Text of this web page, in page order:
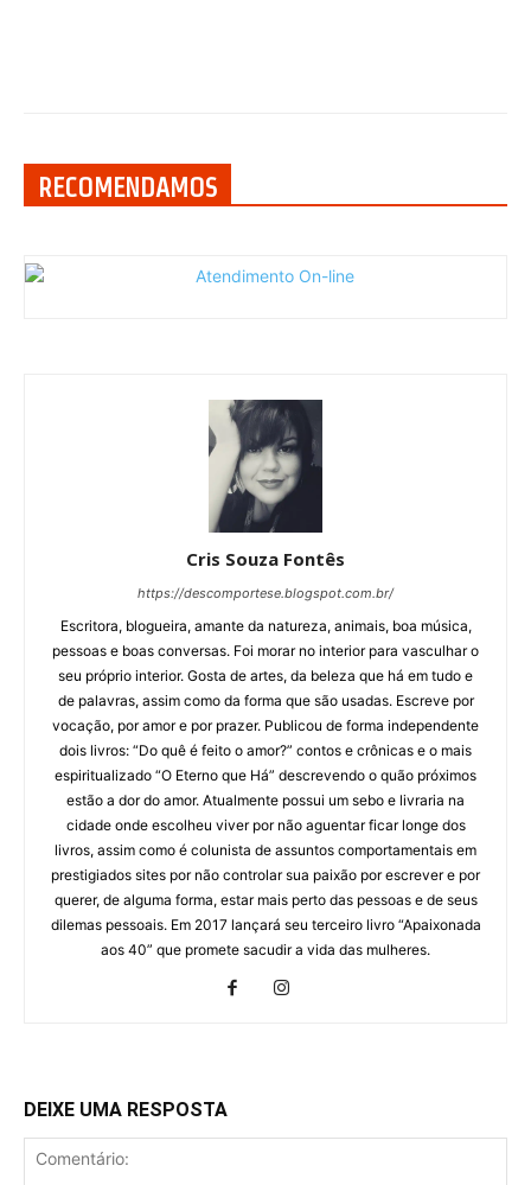
RECOMENDAMOS
Cris Souza Fontês
https://descomportese.blogspot.com.br/
Escritora, blogueira, amante da natureza, animais, boa música,
pessoas e boas conversas. Foi morar no interior para vasculhar o
seu próprio interior. Gosta de artes, da beleza que há em tudo e
de palavras, assim como da forma que são usadas. Escreve por
vocação, por amor e por prazer. Publicou de forma independente
dois livros: “Do quê é feito o amor?” contos e crônicas e o mais
espiritualizado “O Eterno que Há” descrevendo o quão próximos
estão a dor do amor. Atualmente possui um sebo e livraria na
cidade onde escolheu viver por não aguentar ficar longe dos
livros, assim como é colunista de assuntos comportamentais em
prestigiados sites por não controlar sua paixão por escrever e por
querer, de alguma forma, estar mais perto das pessoas e de seus
dilemas pessoais. Em 2017 lançará seu terceiro livro “Apaixonada
aos 40” que promete sacudir a vida das mulheres.
DEIXE UMA RESPOSTA